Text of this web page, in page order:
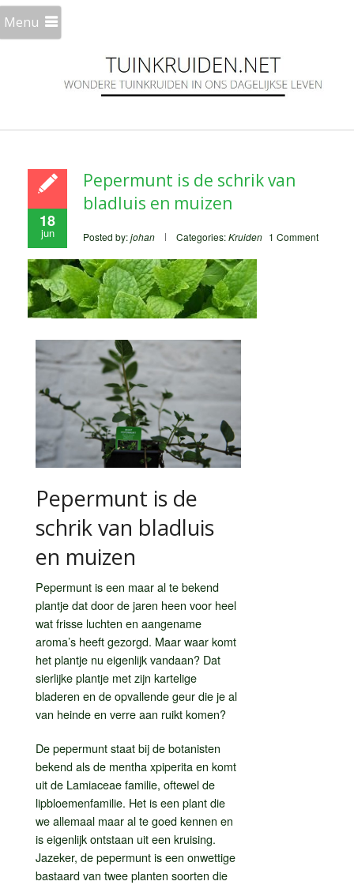
Menu
18
jun
Pepermunt is de schrik van
bladluis en muizen
Posted by:johan Categories:Kruiden 1 Comment
Pepermunt is de
schrik van bladluis
en muizen
Pepermunt is een maar al te bekend
plantje dat door de jaren heen voor heel
wat frisse luchten en aangename
aroma’s heeft gezorgd. Maar waar komt
het plantje nu eigenlijk vandaan? Dat
sierlijke plantje met zijn kartelige
bladeren en de opvallende geur die je al
van heinde en verre aan ruikt komen?
De pepermunt staat bij de botanisten
bekend als de mentha xpiperita en komt
uit de Lamiaceae familie, oftewel de
lipbloemenfamilie. Het is een plant die
we allemaal maar al te goed kennen en
is eigenlijk ontstaan uit een kruising.
Jazeker, de pepermunt is een onwettige
bastaard van twee planten soorten die